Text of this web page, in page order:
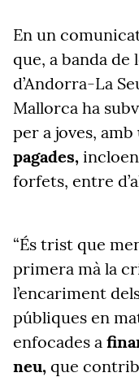
En un
que, a banda de
d’Andorra-La
Mallorca ha
per a joves, amb
pagades,
forfets, entre
“És trist que
primera mà la
l’encariment
públiques en
enfocades a
neu, que